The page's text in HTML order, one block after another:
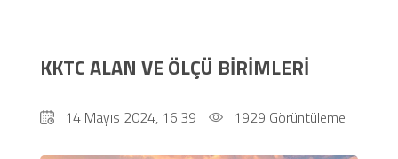
KKTC ALAN VE ÖLÇÜ BİRİMLERİ
14 Mayıs 2024, 16:39 1929 Görüntüleme